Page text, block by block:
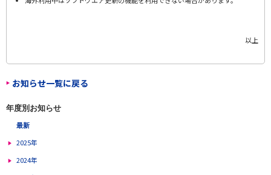
以上
お知らせ一覧に戻る
年度別お知らせ
最新
2025年
2024年